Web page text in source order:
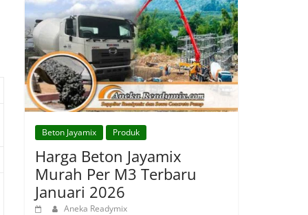
Beton Jayamix Produk
Harga Beton Jayamix
Murah Per M3 Terbaru
Januari 2026
Aneka Readymix